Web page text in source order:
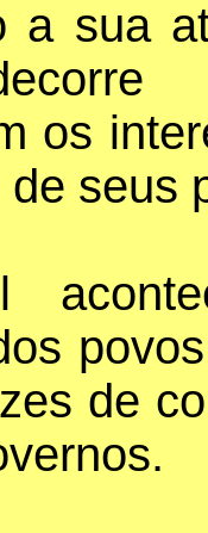
a sua
os
seus
de